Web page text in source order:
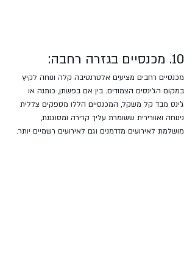
10. מכנסיים בגזרה רחבה:
מכנסיים רחבים מציעים אלטרנטיבה קלה ונוחה לקיץ
במקום הג'ינסים הצמודים. בין אם בפשתן, כותנה או
ג'ינס מבד קל משקל, המכנסיים הללו מספקים צללית
נינוחה ואוורירית ששומרת עליך קרירה ומסוגננת,
מושלמת לאירועים מזדמנים וגם לאירועים רשמיים יותר.